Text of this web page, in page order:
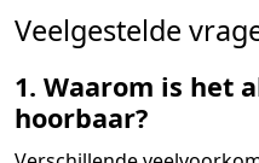
Veelgestelde
1. Waarom is het
hoorbaar?